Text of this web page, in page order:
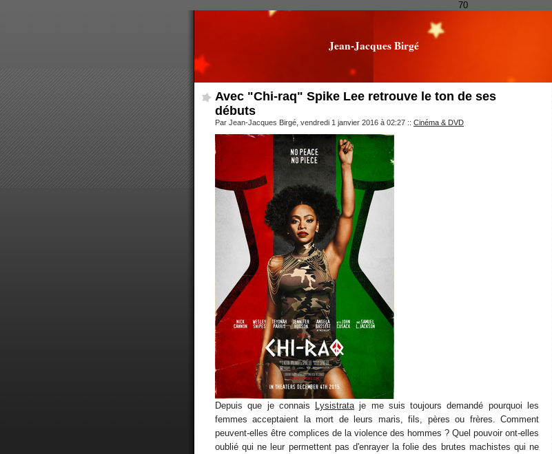
70
Jean-Jacques Birgé
Avec "Chi-raq" Spike Lee retrouve le ton de ses
débuts
Par Jean-Jacques Birgé, vendredi 1 janvier 2016 à 02:27 :: Cinéma & DVD
Depuis que je connais Lysistrata je me suis toujours demandé pourquoi les
femmes acceptaient la mort de leurs maris, fils, pères ou frères. Comment
peuvent-elles être complices de la violence des hommes ? Quel pouvoir ont-elles
oublié qui ne leur permettent pas d'enrayer la folie des brutes machistes qui ne